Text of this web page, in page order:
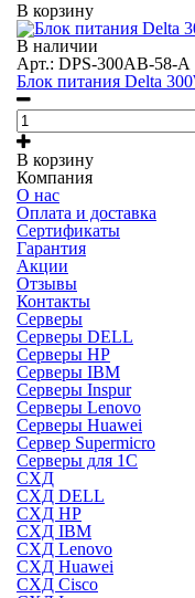
В корзину
В наличии
Арт.: DPS-300AB-58-A
Блок питания Delta
В корзину
Компания
О нас
Оплата и доставка
Сертификаты
Гарантия
Акции
Отзывы
Контакты
Серверы
Серверы DELL
Серверы HP
Серверы IBM
Серверы Inspur
Серверы Lenovo
Серверы Huawei
Сервер Supermicro
Серверы для 1C
СХД
СХД DELL
СХД HP
СХД IBM
СХД Lenovo
СХД Huawei
СХД Cisco